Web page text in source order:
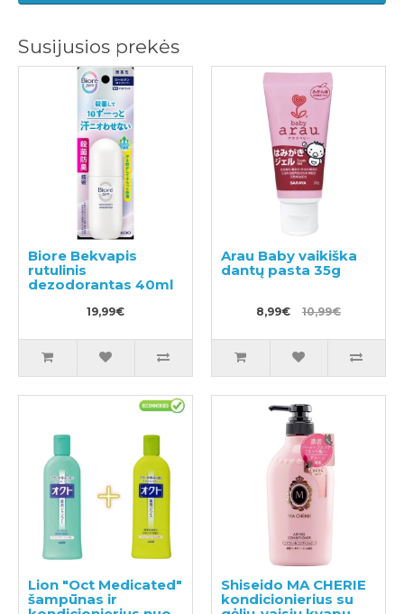
Susijusios prekės
Biore Bekvapis
rutulinis
dezodorantas 40ml
19,99€
Arau Baby vaikiška
dantų pasta 35g
8,99€ 10,99€
Lion "Oct Medicated"
šampūnas ir
Shiseido MA CHERIE
kondicionierius su